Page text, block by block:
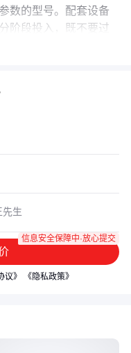
数的型号。配套设备
阶段投入，既不要过
信息安全保障中·放心提交
议》 《隐私政策》